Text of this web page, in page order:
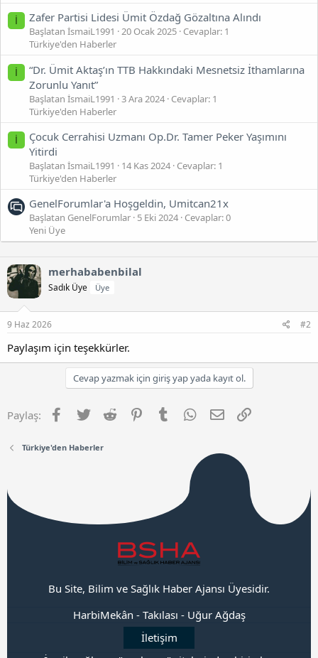
İ Zafer Partisi Lidesi Ümit Özdağ Gözaltına Alındı
Başlatan İsmaiL1991 20 Ocak 2025 Cevaplar: 1
Türkiye'den Haberler
İ
“Dr. Ümit Aktaş’ın TTB Hakkındaki Mesnetsiz İthamlarına
Zorunlu Yanıt”
Başlatan İsmaiL1991 3 Ara 2024 Cevaplar: 1
Türkiye'den Haberler
İ
Çocuk Cerrahisi Uzmanı Op.Dr. Tamer Peker Yaşımını
Yitirdi
Başlatan İsmaiL1991 14 Kas 2024 Cevaplar: 1
Türkiye'den Haberler
GenelForumlar'a Hoşgeldin, Umitcan21x
Başlatan GenelForumlar 5 Eki 2024 Cevaplar: 0
Yeni Üye
merhababenbilal
Sadık Üye Üye
9 Haz 2026 #2
Paylaşım için teşekkürler.
Cevap yazmak için giriş yap yada kayıt ol.
Paylaş: Facebook
Twitter Reddit PinterestTumblr WhatsApp
E-posta
Türkiye'den Haberler
Bu Site, Bilim ve Sağlık Haber Ajansı Üyesidir.
HarbiMekân - Takılası - Uğur Ağdaş
İletişim